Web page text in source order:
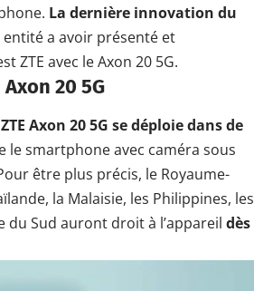
La dernière innovation du
entité a avoir présenté et
ZTE avec le Axon 20 5G.
20 5G
Axon 20 5G se déploie dans de
le smartphone avec caméra sous
être plus précis, le Royaume-
la Malaisie, les Philippines, les
du Sud auront droit à l’appareil dès